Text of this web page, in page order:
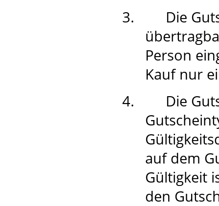
3.
Die
Person
Kauf nur
4.
Die
auf dem
Gültigkeit
den